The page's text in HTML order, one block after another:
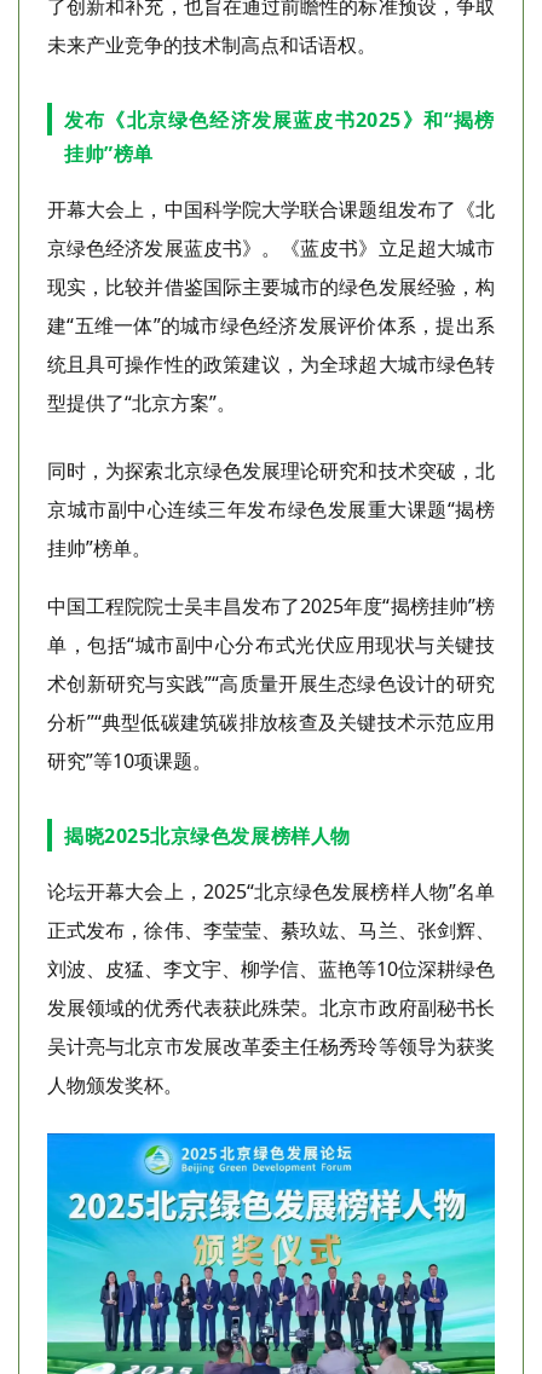
了创新和补充，也旨在通过前瞻性的标准预设，争取
未来产业竞争的技术制高点和话语权。
发布《北京绿色经济发展蓝皮书2025》和“揭榜
挂帅”榜单
开幕大会上，中国科学院大学联合课题组发布了《北
京绿色经济发展蓝皮书》。《蓝皮书》立足超大城市
现实，比较并借鉴国际主要城市的绿色发展经验，构
建“五维一体”的城市绿色经济发展评价体系，提出系
统且具可操作性的政策建议，为全球超大城市绿色转
型提供了“北京方案”。
同时，为探索北京绿色发展理论研究和技术突破，北
京城市副中心连续三年发布绿色发展重大课题“揭榜
挂帅”榜单。
中国工程院院士吴丰昌发布了2025年度“揭榜挂帅”榜
单，包括“城市副中心分布式光伏应用现状与关键技
术创新研究与实践”“高质量开展生态绿色设计的研究
分析”“典型低碳建筑碳排放核查及关键技术示范应用
研究”等10项课题。
揭晓2025北京绿色发展榜样人物
论坛开幕大会上，2025“北京绿色发展榜样人物”名单
正式发布，徐伟、李莹莹、綦玖竑、马兰、张剑辉、
刘波、皮猛、李文宇、柳学信、蓝艳等10位深耕绿色
发展领域的优秀代表获此殊荣。北京市政府副秘书长
吴计亮与北京市发展改革委主任杨秀玲等领导为获奖
人物颁发奖杯。